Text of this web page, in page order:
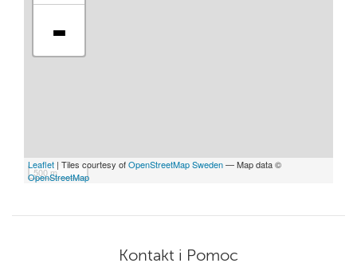
-
500 m
Leaflet | Tiles courtesy ofOpenStreetMap Sweden— Map data ©
OpenStreetMap
Kontakt i Pomoc